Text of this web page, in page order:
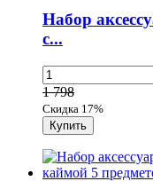
Набор
с...
1 798
Скидка 17%